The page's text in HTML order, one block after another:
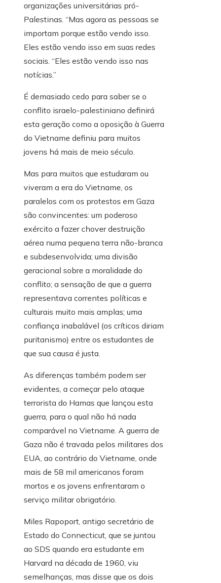
organizações universitárias pró-
Palestinas. “Mas agora as pessoas se
importam porque estão vendo isso.
Eles estão vendo isso em suas redes
sociais. “Eles estão vendo isso nas
notícias.”
É demasiado cedo para saber se o
conflito israelo-palestiniano definirá
esta geração como a oposição à Guerra
do Vietname definiu para muitos
jovens há mais de meio século.
Mas para muitos que estudaram ou
viveram a era do Vietname, os
paralelos com os protestos em Gaza
são convincentes: um poderoso
exército a fazer chover destruição
aérea numa pequena terra não-branca
e subdesenvolvida; uma divisão
geracional sobre a moralidade do
conflito; a sensação de que a guerra
representava correntes políticas e
culturais muito mais amplas; uma
confiança inabalável (os críticos diriam
puritanismo) entre os estudantes de
que sua causa é justa.
As diferenças também podem ser
evidentes, a começar pelo ataque
terrorista do Hamas que lançou esta
guerra, para o qual não há nada
comparável no Vietname. A guerra de
Gaza não é travada pelos militares dos
EUA, ao contrário do Vietname, onde
mais de 58 mil americanos foram
mortos e os jovens enfrentaram o
serviço militar obrigatório.
Miles Rapoport, antigo secretário de
Estado do Connecticut, que se juntou
ao SDS quando era estudante em
Harvard na década de 1960, viu
semelhanças, mas disse que os dois